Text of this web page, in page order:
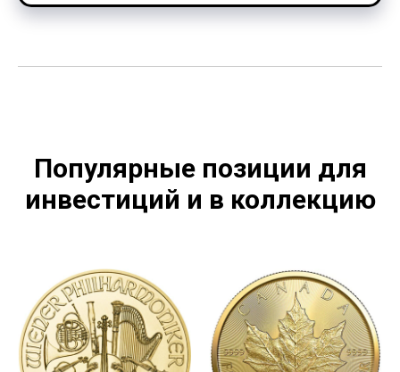
Популярные позиции для
инвестиций и в коллекцию